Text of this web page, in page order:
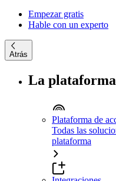
Empezar gratis
Hable con un experto
Atrás
La plataforma
Plataforma de
Todas las
plataforma